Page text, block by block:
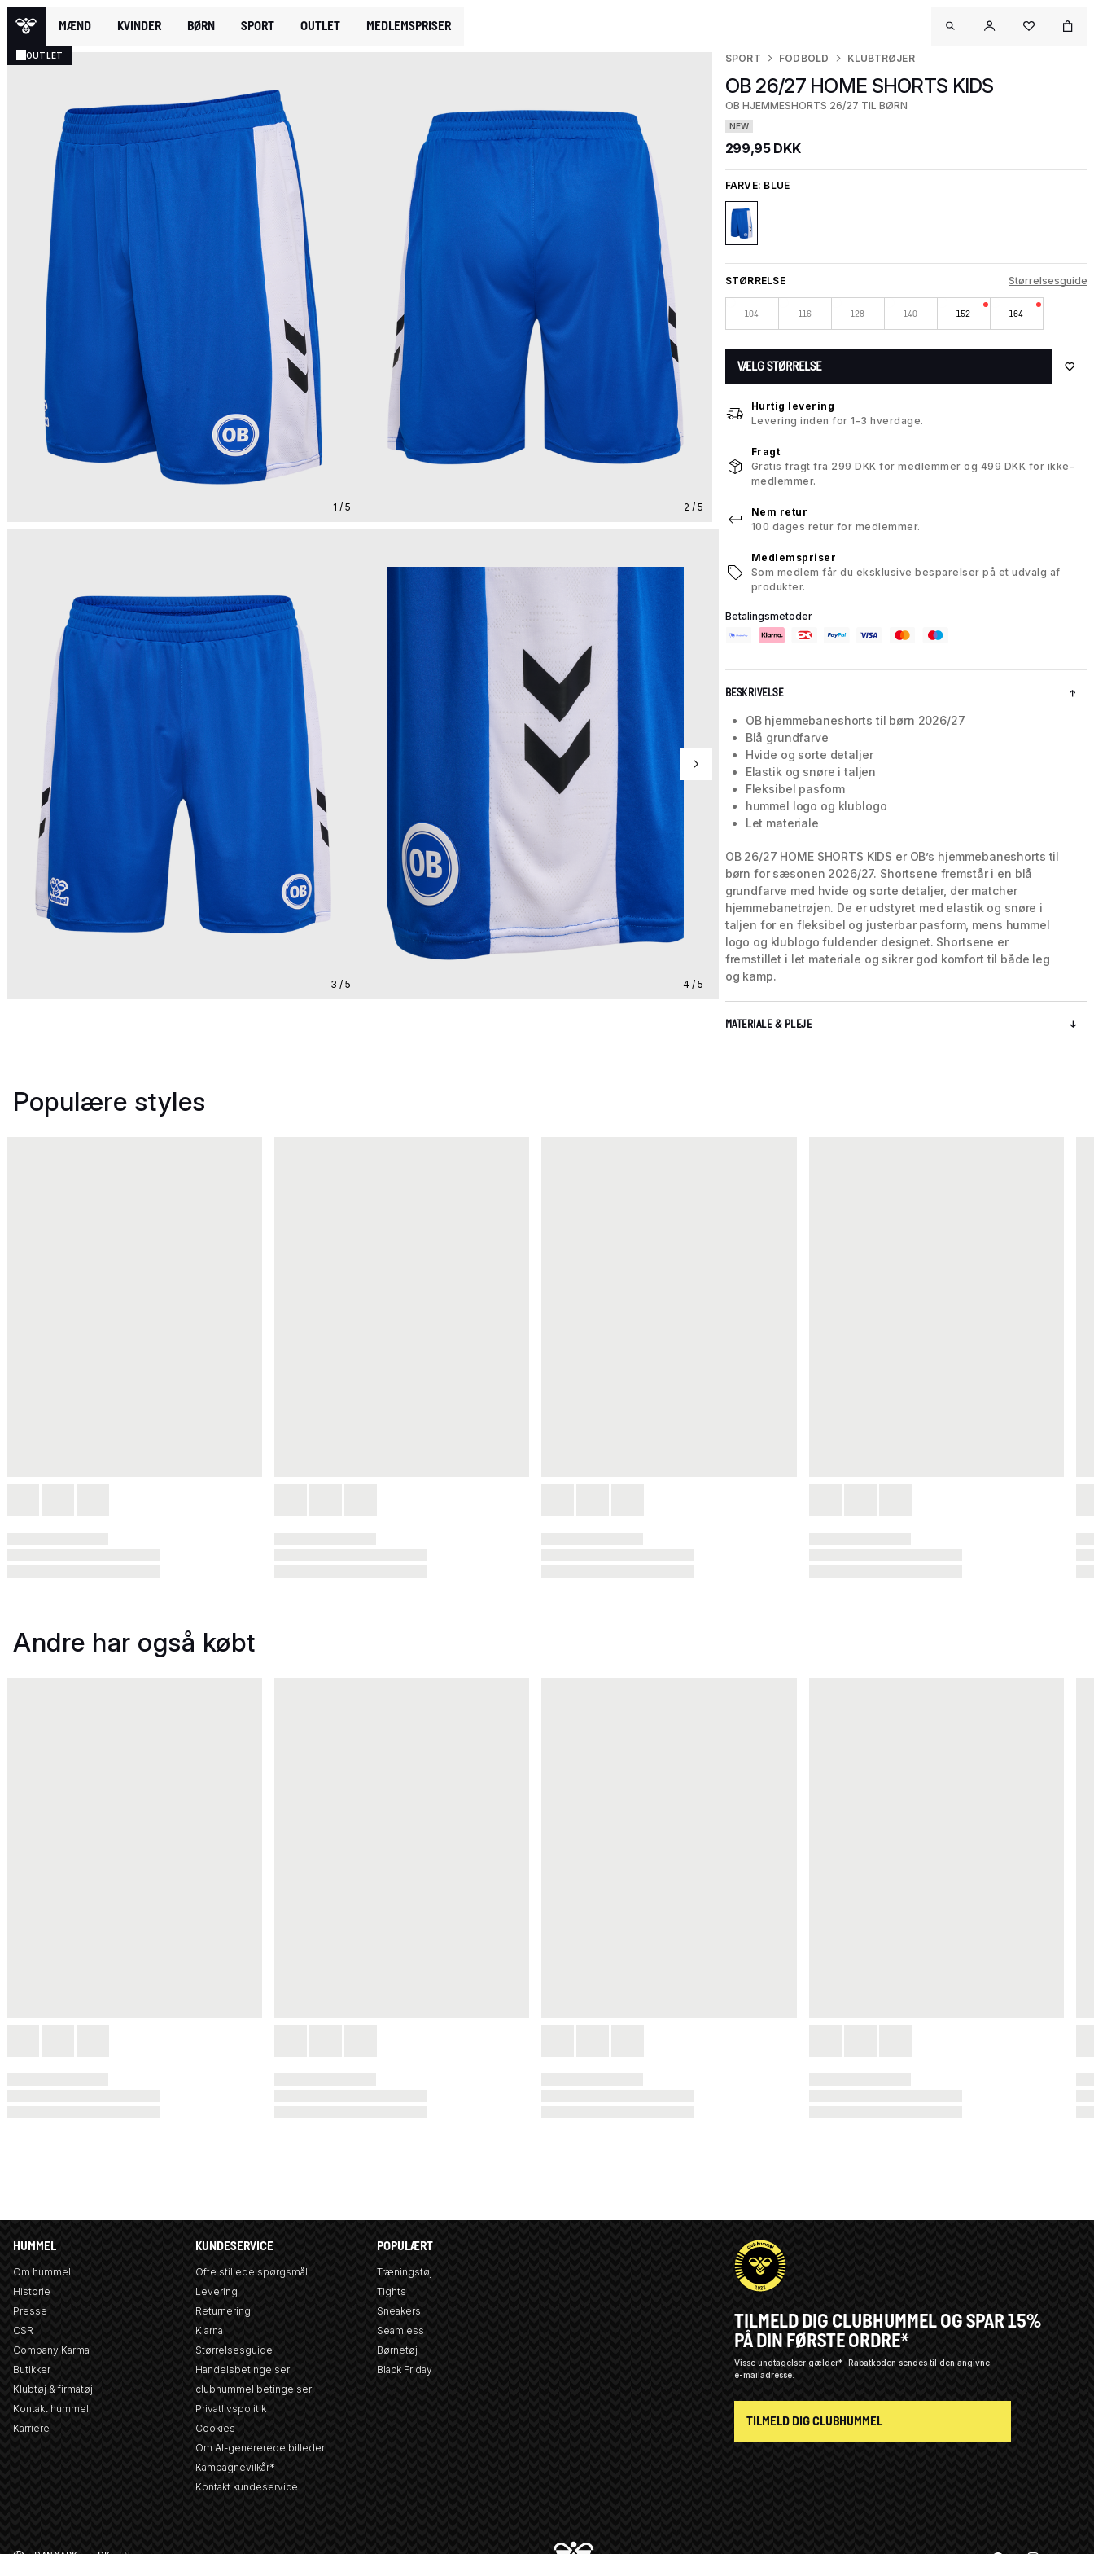
MÆND KVINDER BØRN SPORT OUTLET MEDLEMSPRISER
OUTLET
1 / 5 2 / 5
3 / 5 4 / 5
SPORT FODBOLD KLUBTRØJER
OB 26/27 HOME SHORTS KIDS
OB HJEMMESHORTS 26/27 TIL BØRN
NEW
299,95 DKK
FARVE: BLUE
STØRRELSE Størrelsesguide
104 116 128 140 152 164
VÆLG STØRRELSE
Hurtig levering
Levering inden for 1-3 hverdage.
Fragt
Gratis fragt fra 299 DKK for medlemmer og 499 DKK for ikke-
medlemmer.
Nem retur
100 dages retur for medlemmer.
Medlemspriser
Som medlem får du eksklusive besparelser på et udvalg af
produkter.
Betalingsmetoder
BESKRIVELSE
OB hjemmebaneshorts til børn 2026/27
Blå grundfarve
Hvide og sorte detaljer
Elastik og snøre i taljen
Fleksibel pasform
hummel logo og klublogo
Let materiale
OB 26/27 HOME SHORTS KIDS er OB’s hjemmebaneshorts til
børn for sæsonen 2026/27. Shortsene fremstår i en blå
grundfarve med hvide og sorte detaljer, der matcher
hjemmebanetrøjen. De er udstyret med elastik og snøre i
taljen for en fleksibel og justerbar pasform, mens hummel
logo og klublogo fuldender designet. Shortsene er
fremstillet i let materiale og sikrer god komfort til både leg
og kamp.
MATERIALE & PLEJE
Populære styles
Andre har også købt
HUMMEL
Om hummel
Historie
Presse
CSR
Company Karma
Butikker
Klubtøj & firmatøj
Kontakt hummel
Karriere
KUNDESERVICE
Ofte stillede spørgsmål
Levering
Returnering
Klarna
Størrelsesguide
Handelsbetingelser
clubhummel betingelser
Privatlivspolitik
Cookies
Om AI-genererede billeder
Kampagnevilkår*
Kontakt kundeservice
POPULÆRT
Træningstøj
Tights
Sneakers
Seamless
Børnetøj
Black Friday
TILMELD DIG CLUBHUMMEL OG SPAR 15%
PÅ DIN FØRSTE ORDRE*
Visse undtagelser gælder*
Rabatkoden sendes til den angivne
e-mailadresse.
TILMELD DIG CLUBHUMMEL